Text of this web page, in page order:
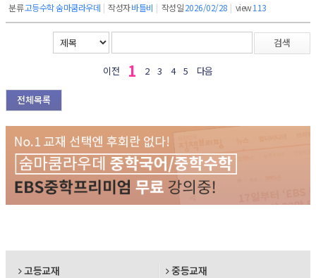
분류고등수학 숨마쿰라우데 | 작성자바틀비 | 작성일2026/02/28 | view113
검색
이전 1 2 3 4 5 다음
전체목록
고등교재 중등교재